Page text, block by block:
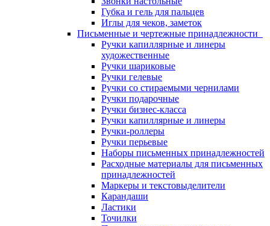
Губка и гель для пальцев
Иглы для чеков, заметок
Письменные и чертежные принадлежности
Ручки капиллярные и линеры
художественные
Ручки шариковые
Ручки гелевые
Ручки со стираемыми чернилами
Ручки подарочные
Ручки бизнес-класса
Ручки капиллярные и линеры
Ручки-роллеры
Ручки перьевые
Наборы письменных принадлежностей
Расходные материалы для письменных
принадлежностей
Маркеры и текстовыделители
Карандаши
Ластики
Точилки